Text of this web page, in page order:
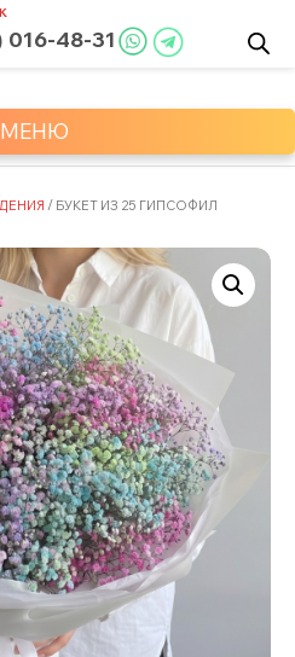
016-48-31
МЕНЮ
/ БУКЕТ ИЗ 25 ГИПСОФИЛ